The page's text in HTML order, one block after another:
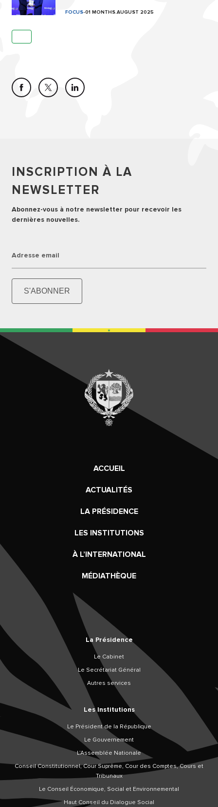
FOCUS-01 MONTHS.AUGUST 2025
INSCRIPTION À LA
NEWSLETTER
Abonnez-vous à notre newsletter pour recevoir les
dernières nouvelles.
Adresse email
S'ABONNER
ACCUEIL
ACTUALITÉS
LA PRÉSIDENCE
LES INSTITUTIONS
À L’INTERNATIONAL
MÉDIATHÈQUE
La Présidence
Le Cabinet
Le Secrétariat Général
Autres services
Les Institutions
Le Président de la République
Le Gouvernement
L’Assemblée Nationale
Conseil Constitutionnel, Cour Suprême, Cour des Comptes, Cours et
Tribunaux
Le Conseil Économique, Social et Environnemental
Haut Conseil du Dialogue Social